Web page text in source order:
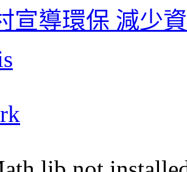
宣導環保 減少